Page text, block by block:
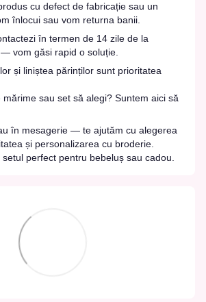
cu defect de fabricație sau un
înlocui sau vom returna banii.
în termen de 14 zile de la
vom găsi rapid o soluție.
și liniștea părinților sunt prioritatea
sau set să alegi? Suntem aici să
în mesagerie — te ajutăm cu alegerea
și personalizarea cu broderie.
perfect pentru bebeluș sau cadou.